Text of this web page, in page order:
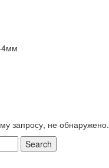
запросу, не обнаружено.
Search